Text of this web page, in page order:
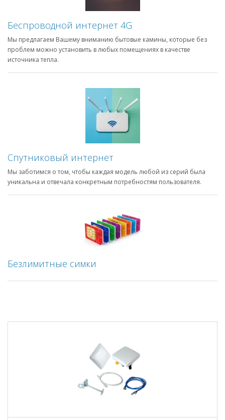
Беспроводной интернет 4G
Мы предлагаем Вашему вниманию бытовые камины, которые без
проблем можно установить в любых помещениях в качестве
источника тепла.
Спутниковый интернет
Мы заботимся о том, чтобы каждая модель любой из серий была
уникальна и отвечала конкретным потребностям пользователя.
Безлимитные симки